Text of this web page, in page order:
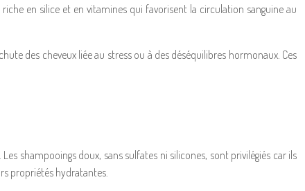
en silice et en vitamines qui favorisent la circulation sanguine au
des cheveux liée au stress ou à des déséquilibres hormonaux. Ces
shampooings doux, sans sulfates ni silicones, sont privilégiés car ils
propriétés hydratantes.